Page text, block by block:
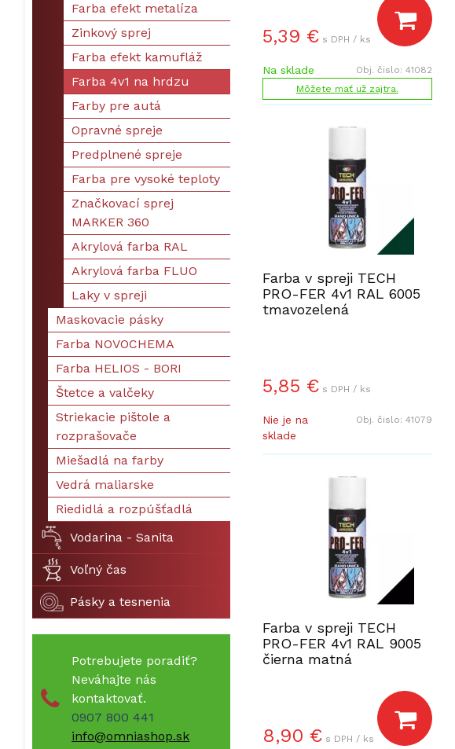
5,39 € s DPH / ks
Na sklade Obj. čislo: 41082
Môžete mať už zajtra.
Farba v spreji TECH
PRO-FER 4v1 RAL 6005
tmavozelená
5,85 € s DPH / ks
Nie je na
sklade
Obj. čislo: 41079
Farba v spreji TECH
PRO-FER 4v1 RAL 9005
čierna matná
8,90 € s DPH / ks
Farba efekt metalíza
Zinkový sprej
Farba efekt kamufláž
Farba 4v1 na hrdzu
Farby pre autá
Opravné spreje
Predplnené spreje
Farba pre vysoké teploty
Značkovací sprej
MARKER 360
Akrylová farba RAL
Akrylová farba FLUO
Laky v spreji
Maskovacie pásky
Farba NOVOCHEMA
Farba HELIOS - BORI
Štetce a valčeky
Striekacie pištole a
rozprašovače
Miešadlá na farby
Vedrá maliarske
Riedidlá a rozpúšťadlá
Vodarina - Sanita
Voľný čas
Pásky a tesnenia
Potrebujete poradiť?
Neváhajte nás
kontaktovať.
0907 800 441
info@omniashop.sk